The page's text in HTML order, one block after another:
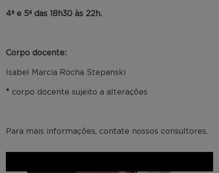
4ª e 5ª das 18h30 às 22h.
Corpo docente:
Isabel Marcia Rocha Stepanski
* corpo docente sujeito a alterações
Para mais informações, contate nossos consultores.